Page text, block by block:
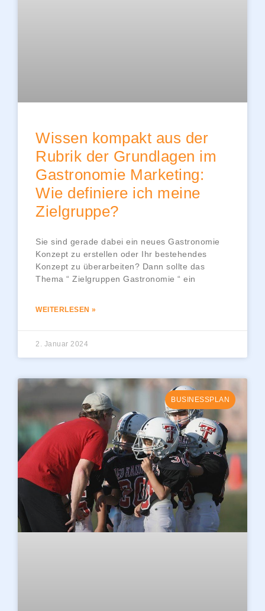
Wissen kompakt aus der
Rubrik der Grundlagen im
Gastronomie Marketing:
Wie definiere ich meine
Zielgruppe?
Sie sind gerade dabei ein neues Gastronomie
Konzept zu erstellen oder Ihr bestehendes
Konzept zu überarbeiten? Dann sollte das
Thema “ Zielgruppen Gastronomie “ ein
WEITERLESEN »
2. Januar 2024
BUSINESSPLAN